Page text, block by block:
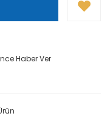
Haber Ver